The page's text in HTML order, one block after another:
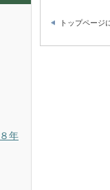
トップページ
年